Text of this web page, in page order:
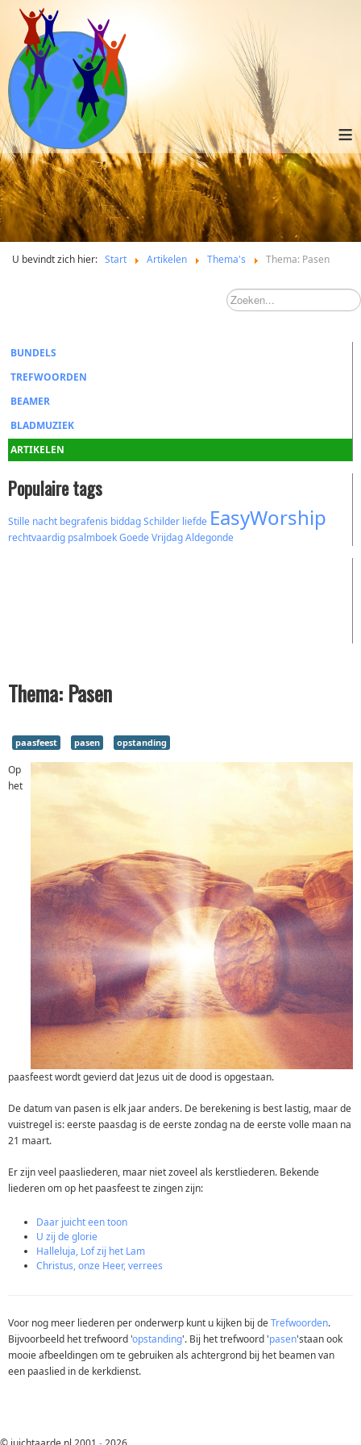
≡
U bevindt zich hier: Start Artikelen Thema's Thema: Pasen
BUNDELS
TREFWOORDEN
BEAMER
BLADMUZIEK
ARTIKELEN
Populaire tags
Stille nacht begrafenis biddagSchilder liefde EasyWorship
rechtvaardig psalmboekGoede VrijdagAldegonde
Thema: Pasen
paasfeest pasen opstanding
Op
het
paasfeest wordt gevierd dat Jezus uit de dood is opgestaan.
De datum van pasen is elk jaar anders. De berekening is best lastig, maar de
vuistregel is: eerste paasdag is de eerste zondag na de eerste volle maan na
21 maart.
Er zijn veel paasliederen, maar niet zoveel als kerstliederen. Bekende
liederen om op het paasfeest te zingen zijn:
Daar juicht een toon
U zij de glorie
Halleluja, Lof zij het Lam
Christus, onze Heer, verrees
Voor nog meer liederen per onderwerp kunt u kijken bij deTrefwoorden.
Bijvoorbeeld het trefwoord 'opstanding'. Bij het trefwoord 'pasen'staan ook
mooie afbeeldingen om te gebruiken als achtergrond bij het beamen van
een paaslied in de kerkdienst.